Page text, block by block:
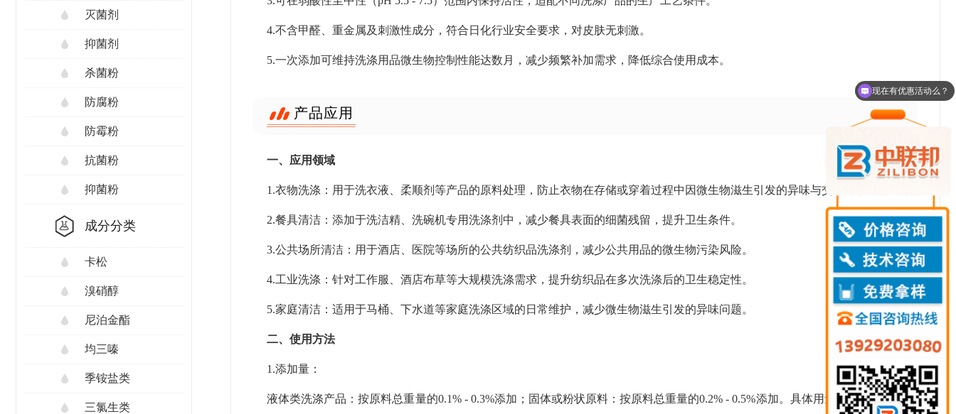
灭菌剂
抑菌剂
杀菌粉
防腐粉
防霉粉
抗菌粉
抑菌粉
成分分类
卡松
溴硝醇
尼泊金酯
均三嗪
季铵盐类
三氯生类
4.不含甲醛、重金属及刺激性成分，符合日化行业安全要求，对皮肤无刺激。
5.一次添加可维持洗涤用品微生物控制性能达数月，减少频繁补加需求，降低综合使用成本。
产品应用
一、应用领域
1.衣物洗涤：用于洗衣液、柔顺剂等产品的原料处理，防止衣物在存储或穿着过程中因微生物滋生引发的异味与交叉感染。
2.餐具清洁：添加于洗洁精、洗碗机专用洗涤剂中，减少餐具表面的细菌残留，提升卫生条件。
3.公共场所清洁：用于酒店、医院等场所的公共纺织品洗涤剂，减少公共用品的微生物污染风险。
4.工业洗涤：针对工作服、酒店布草等大规模洗涤需求，提升纺织品在多次洗涤后的卫生稳定性。
5.家庭清洁：适用于马桶、下水道等家庭洗涤区域的日常维护，减少微生物滋生引发的异味问题。
二、使用方法
1.添加量：
液体类洗涤产品：按原料总重量的0.1% - 0.3%添加；固体或粉状原料：按原料总重量的0.2% - 0.5%添加。具体用量需根据产品类
可以介绍下你们的产品么？